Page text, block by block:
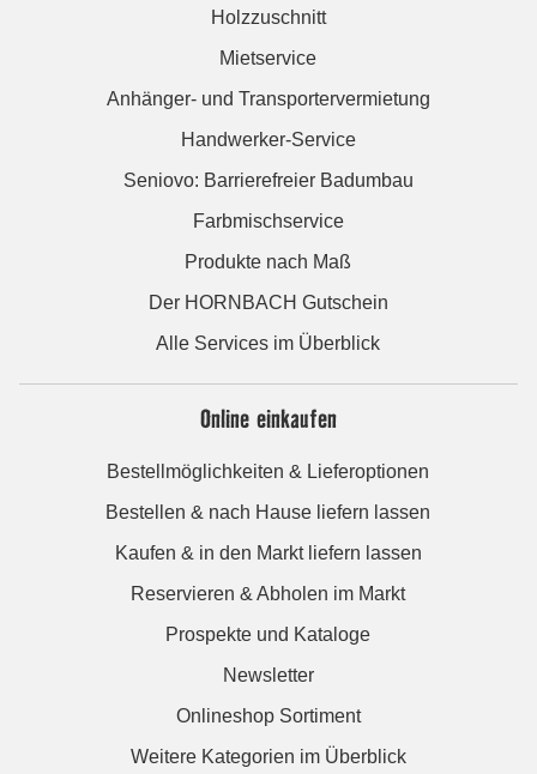
Holzzuschnitt
Mietservice
Anhänger- und Transportervermietung
Handwerker-Service
Seniovo: Barrierefreier Badumbau
Farbmischservice
Produkte nach Maß
Der HORNBACH Gutschein
Alle Services im Überblick
Online einkaufen
Bestellmöglichkeiten & Lieferoptionen
Bestellen & nach Hause liefern lassen
Kaufen & in den Markt liefern lassen
Reservieren & Abholen im Markt
Prospekte und Kataloge
Newsletter
Onlineshop Sortiment
Weitere Kategorien im Überblick